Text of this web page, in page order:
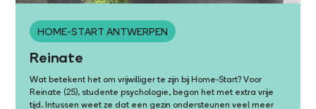
HOME-START ANTWERPEN
Reinate
Wat betekent het om vrijwilliger te zijn bij Home-Start? Voor
Reinate (25), studente psychologie, begon het met extra vrije
tijd. Intussen weet ze dat een gezin ondersteunen veel meer